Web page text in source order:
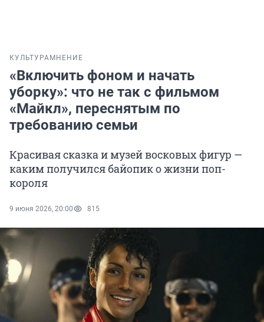
КУЛЬТУРА МНЕНИЕ
«Включить фоном и начать
уборку»: что не так с фильмом
«Майкл», переснятым по
требованию семьи
Красивая сказка и музей восковых фигур —
каким получился байопик о жизни поп-
короля
9 июня 2026, 20:00 815